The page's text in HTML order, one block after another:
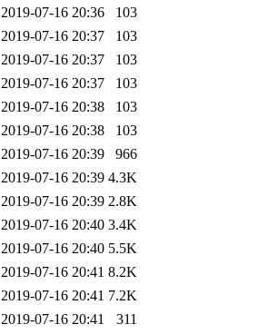
2019-07-16 20:36
103
2019-07-16 20:37
103
2019-07-16 20:37
103
2019-07-16 20:37
103
2019-07-16 20:38
103
2019-07-16 20:38
103
2019-07-16 20:39
966
2019-07-16 20:39 4.3K
2019-07-16 20:39 2.8K
2019-07-16 20:40 3.4K
2019-07-16 20:40 5.5K
2019-07-16 20:41 8.2K
2019-07-16 20:41 7.2K
2019-07-16 20:41
311